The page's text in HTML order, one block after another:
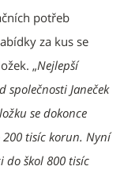
potřeb
za kus se
„Nejlepší
Janeček
se dokonce
200 tisíc korun. Nyní
do škol 800 tisíc